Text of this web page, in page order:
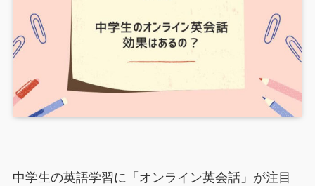
中学生の英語学習に「オンライン英会話」が注目